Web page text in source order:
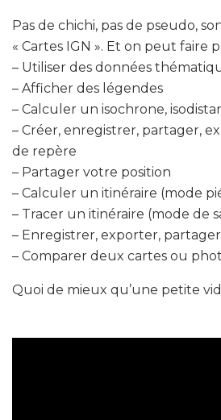
Pas de chichi, pas de pseudo,
« Cartes IGN ». Et on peut faire
– Utiliser des données
– Afficher des légendes
– Calculer un isochrone,
– Créer, enregistrer, partager,
de repère
– Partager votre position
– Calculer un itinéraire (mode
– Tracer un itinéraire (mode de
– Enregistrer, exporter,
– Comparer deux cartes ou
Quoi de mieux qu’une petite